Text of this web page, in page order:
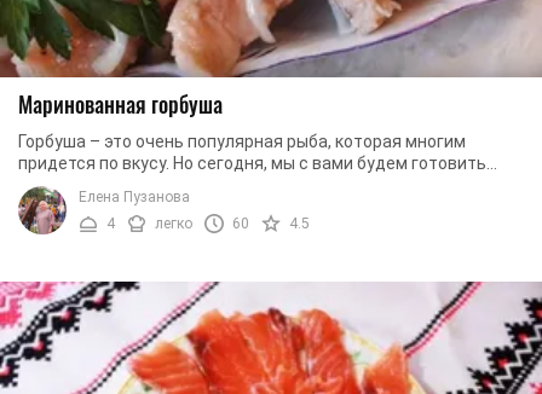
Маринованная горбуша
Горбуша – это очень популярная рыба, которая многим
придется по вкусу. Но сегодня, мы с вами будем готовить
горбушу по рецепту, который не часто ...
Елена Пузанова
4
легко 60 4.5